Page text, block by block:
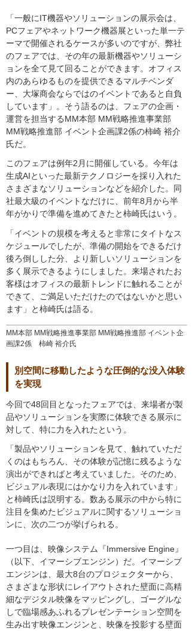
MM本部 MM戦略推進事業部 MM戦略推進部 イベント企
画課2係 柿崎 裕介氏
「一般にIT機器やソリューションの展示会は、
PCフェアやネットワーク機器展といった単一テ
ーマで開催されるケースが多いのですが、弊社
のフェアでは、その年の最新機器やソリューシ
ョンを全て見て回ることができます。オフィス
内のあらゆるものを提供できるマルチベンダ
ー、大塚商会ならではのイベントであると自負
しています」。そう語るのは、フェアの企画・
運営を担当するMM本部 MM戦略推進事業部
MM戦略推進部 イベント企画課2係の柿崎 裕介
氏だ。
このフェアは例年2月に開催している。今年は
生成AIといった最新テクノロジーを採り入れた
さまざまなソリューションなどを紹介した。同
社最大級のイベントなだけに、前年8月から半
年がかりで準備を進めてきたと柿崎氏はいう。
「イベントの規模を考えると非常にタイトなス
ケジュールでしたが、準備の開始をできるだけ
後ろ倒しした分、より新しいソリューションを
多く展示できるようにしました。来場されたお
客様はオフィスの最新トレンドに触れることが
できて、ご満足いただけたのではないかと思い
ます」と柿崎氏は語る。
別空間に移動したような圧倒的な没入体験
を実現
今回で48回目となったフェアでは、来場者が製
品やソリューションを実際に体験できる展示に
対して、特に力を入れたという。
「製品やソリューションを見て、触れていただ
くのはもちろん、その体験が記憶に残るような
演出ができればと考えていました。そのため、
ビジュアル表現にはかなり力を入れています」
と柿崎氏は説明する。数ある展示の中から特に
注目を集めたビジュアルに関するソリューショ
ンに、次の二つが挙げられる。
一つ目は、映像システム『Immersive Engine』
（以下、イマーシブエンジン）だ。イマーシブ
エンジンは、最大8台のプロジェクターから、
さまざまな形状にレイアウトされた壁面に高精
細なデジタル映像をマッピングし、ゴーグルな
しで臨場感あふれるプレゼンテーション空間を
生み出す映像エンジンと、映像を投影する壁面